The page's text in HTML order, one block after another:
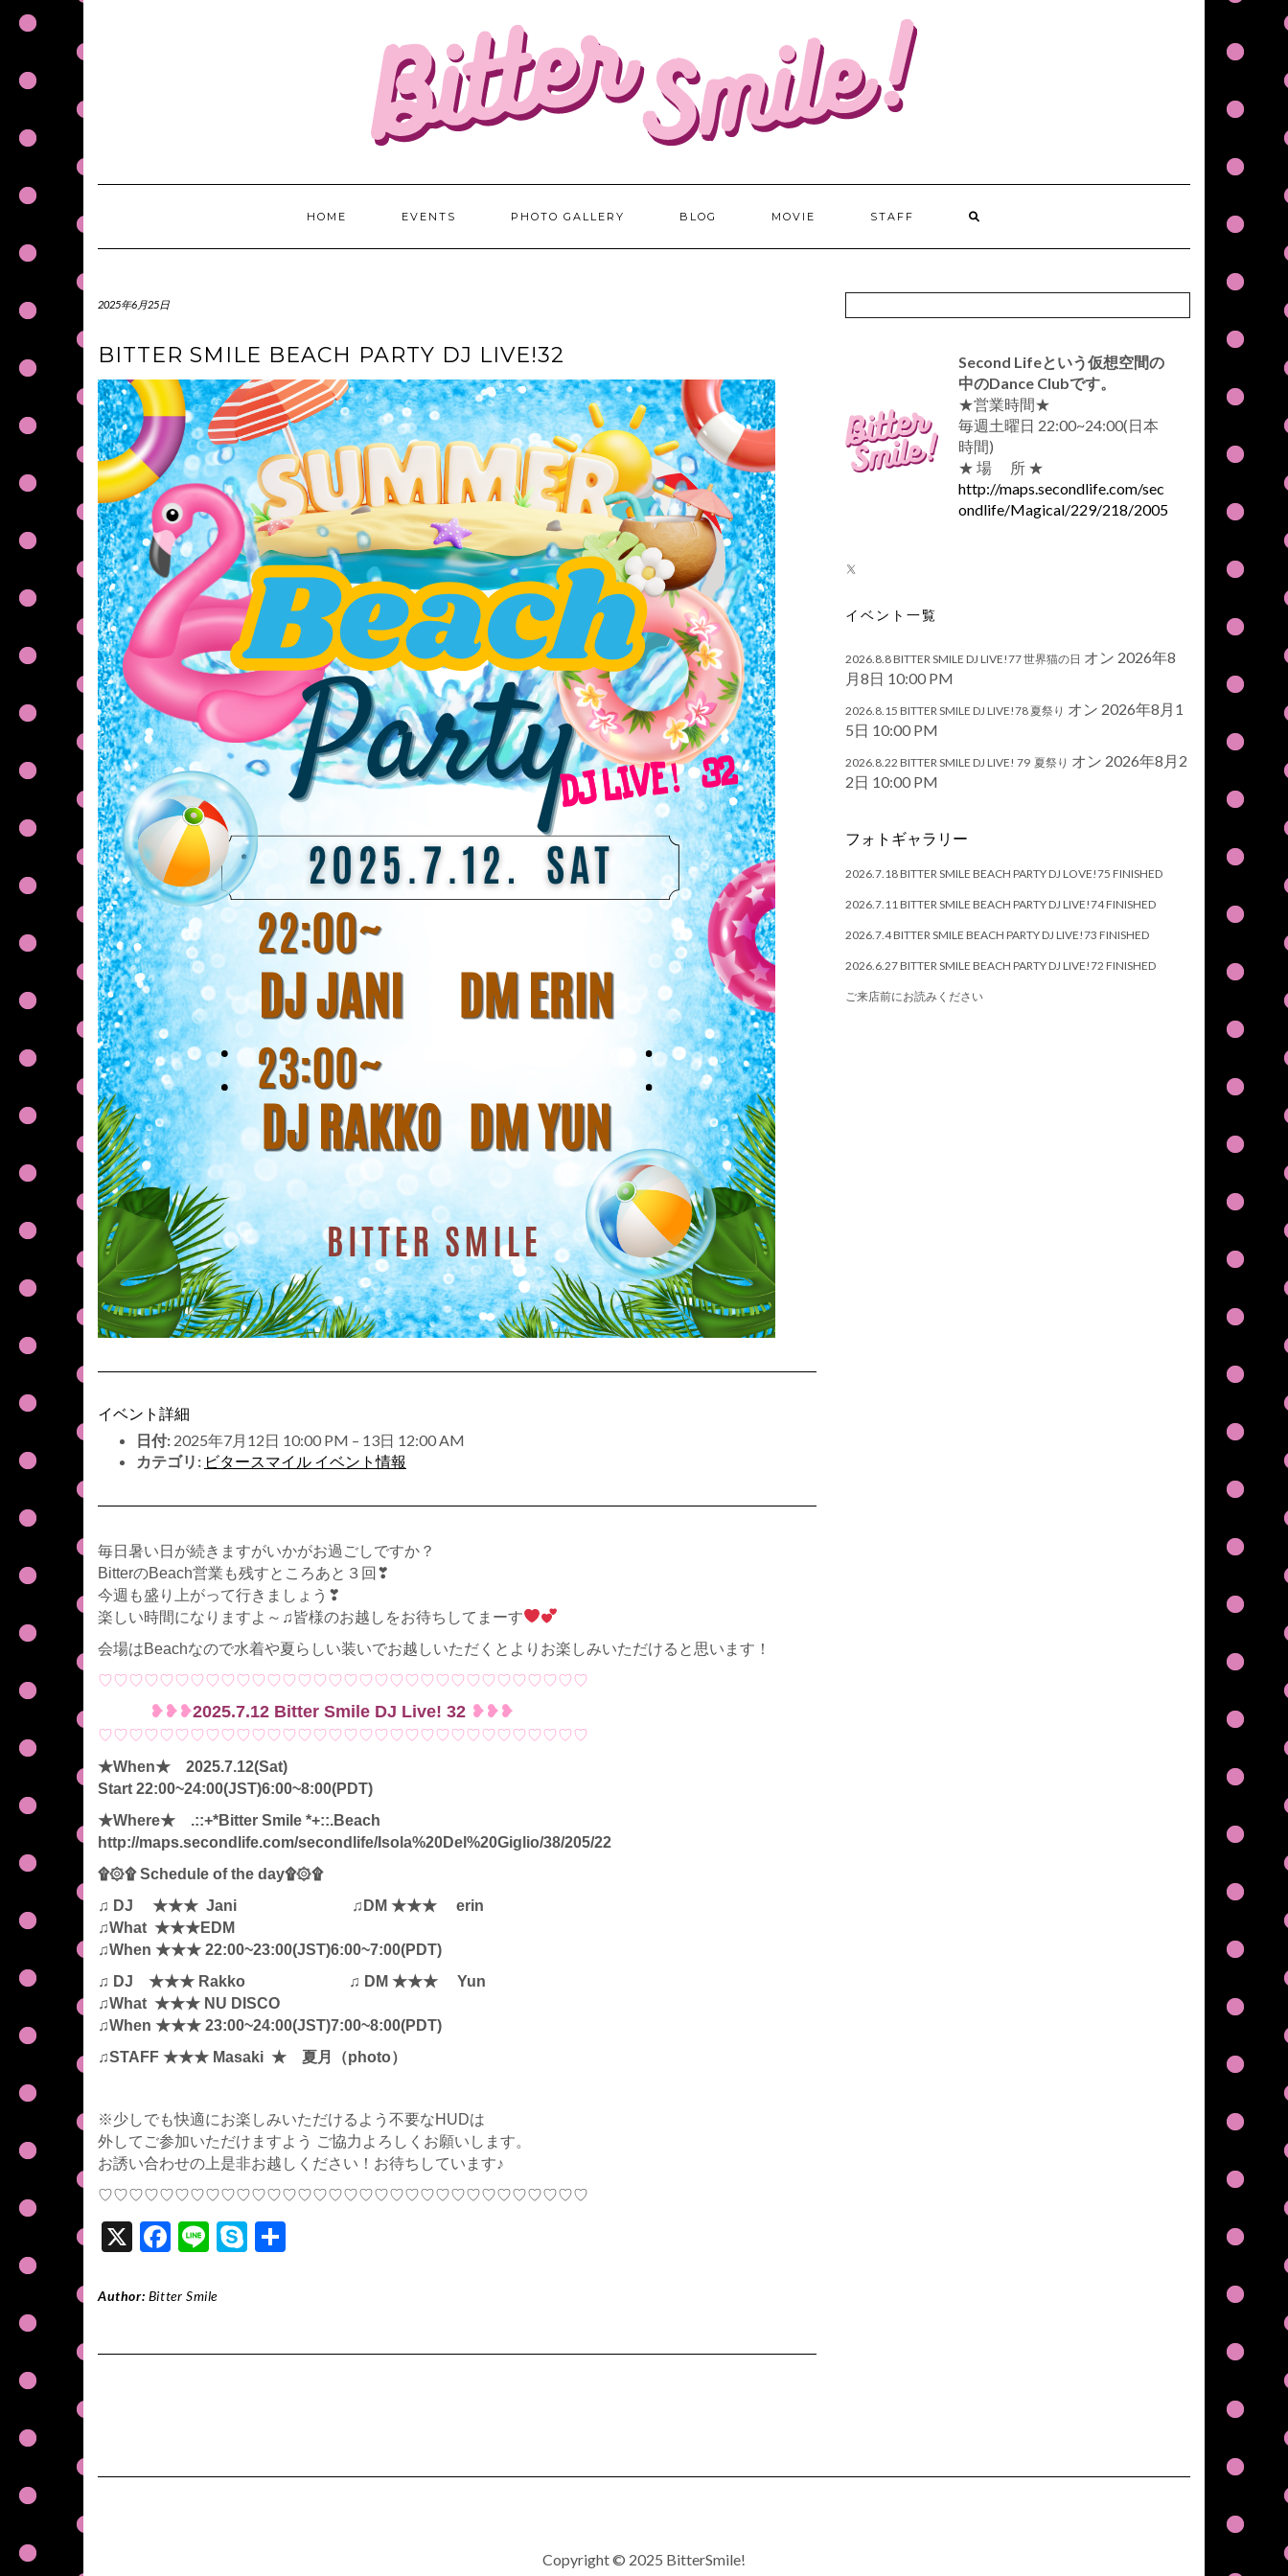
HOME EVENTS PHOTO GALLERY BLOG MOVIE STAFF
2025年6月25日
BITTER SMILE BEACH PARTY DJ LIVE!32
イベント詳細
日付: 2025年7月12日 10:00 PM – 13日 12:00 AM
カテゴリ: ビタースマイル イベント情報
毎日暑い日が続きますがいかがお過ごしですか？
BitterのBeach営業も残すところあと３回❣
今週も盛り上がって行きましょう❣
楽しい時間になりますよ～♫皆様のお越しをお待ちしてまーす
会場はBeachなので水着や夏らしい装いでお越しいただくとよりお楽しみいただけると思います！
♡♡♡♡♡♡♡♡♡♡♡♡♡♡♡♡♡♡♡♡♡♡♡♡♡♡♡♡♡♡♡♡
❥❥❥2025.7.12 Bitter Smile DJ Live! 32 ❥❥❥
♡♡♡♡♡♡♡♡♡♡♡♡♡♡♡♡♡♡♡♡♡♡♡♡♡♡♡♡♡♡♡♡
★When★ 2025.7.12(Sat)
Start 22:00~24:00(JST)6:00~8:00(PDT)
★Where★ .::+*Bitter Smile *+::.Beach
http://maps.secondlife.com/secondlife/Isola%20Del%20Giglio/38/205/22
۩۞۩ Schedule of the day۩۞۩
♫ DJ ★★★ Jani ♫DM ★★★ erin
♫What ★★★EDM
♫When ★★★ 22:00~23:00(JST)6:00~7:00(PDT)
♫ DJ ★★★ Rakko ♫ DM ★★★ Yun
♫What ★★★ NU DISCO
♫When ★★★ 23:00~24:00(JST)7:00~8:00(PDT)
♫STAFF ★★★ Masaki ★ 夏月（photo）
※少しでも快適にお楽しみいただけるよう不要なHUDは
外してご参加いただけますよう ご協力よろしくお願いします。
お誘い合わせの上是非お越しください！お待ちしています♪
♡♡♡♡♡♡♡♡♡♡♡♡♡♡♡♡♡♡♡♡♡♡♡♡♡♡♡♡♡♡♡♡
X
F
e
o
Li
e
S
Author: Bitter Smile
Second Lifeという仮想空間の
中のDance Clubです。
★営業時間★
毎週土曜日 22:00~24:00(日本
時間)
★ 場 所 ★
http://maps.secondlife.com/sec
ondlife/Magical/229/218/2005
X
イベント一覧
2026.8.8 BITTER SMILE DJ LIVE!77 世界猫の日 オン 2026年8
月8日 10:00 PM
2026.8.15 BITTER SMILE DJ LIVE!78 夏祭り オン 2026年8月1
5日 10:00 PM
2026.8.22 BITTER SMILE DJ LIVE! 79 夏祭り オン 2026年8月2
2日 10:00 PM
フォトギャラリー
2026.7.18 BITTER SMILE BEACH PARTY DJ LOVE!75 FINISHED
2026.7.11 BITTER SMILE BEACH PARTY DJ LIVE!74 FINISHED
2026.7.4 BITTER SMILE BEACH PARTY DJ LIVE!73 FINISHED
2026.6.27 BITTER SMILE BEACH PARTY DJ LIVE!72 FINISHED
ご来店前にお読みください
Copyright © 2025 BitterSmile!